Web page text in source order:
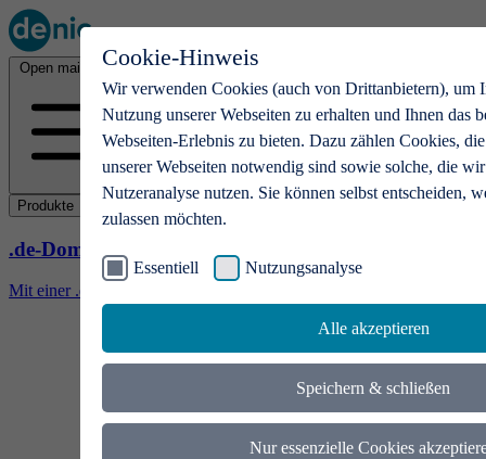
Cookie-Hinweis
Wir verwenden Cookies (auch von Drittanbietern), um
Nutzung unserer Webseiten zu erhalten und Ihnen das
Webseiten-Erlebnis zu bieten. Dazu zählen Cookies,
unserer Webseiten notwendig sind sowie solche, die
Nutzeranalyse nutzen. Sie können selbst entscheiden,
zulassen möchten.
Essentiell Nutzungsanalyse
Alle akzeptieren
Speichern & schließen
Nur essenzielle Cookies
Open main menu
Produkte
.de-Domains
Mit einer .de-Domain erhalten Ideen eine Bühne